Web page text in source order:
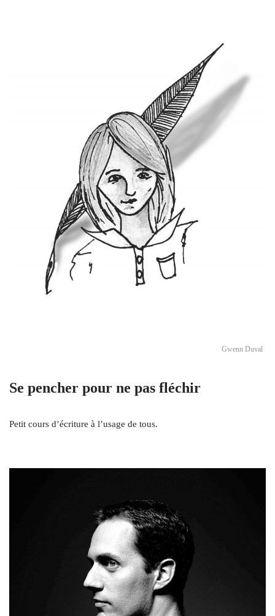
Gwenn Duval
Se pencher pour ne pas fléchir
Petit cours d’écriture à l’usage de tous.